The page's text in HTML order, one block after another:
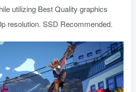
utilizing Best Quality graphics
resolution. SSD Recommended.